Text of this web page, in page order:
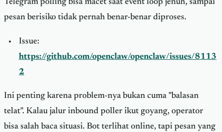
Telegram polling bisa macet saat event loop jenuh, sampai
pesan berisiko tidak pernah benar-benar diproses.
Issue:
https://github.com/openclaw/openclaw/issues/8113
2
Ini penting karena problem-nya bukan cuma "balasan
telat". Kalau jalur inbound poller ikut goyang, operator
bisa salah baca situasi. Bot terlihat online, tapi pesan yang